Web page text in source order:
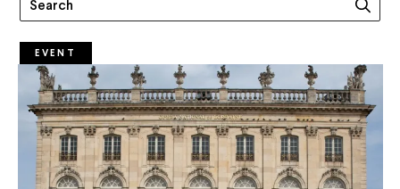
EVENT